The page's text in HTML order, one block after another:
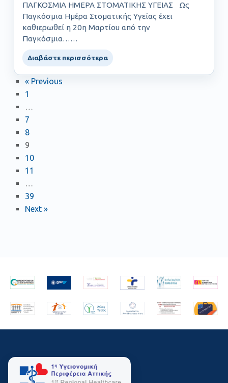
ΠΑΓΚΟΣΜΙΑ ΗΜΕΡΑ ΣΤΟΜΑΤΙΚΗΣ ΥΓΕΙΑΣ Ως
Παγκόσμια Ημέρα Στοματικής Υγείας έχει
καθιερωθεί η 20η Μαρτίου από την
Παγκόσμια……
Διαβάστε περισσότερα
« Previous
1
…
7
8
9
10
11
…
39
Next »